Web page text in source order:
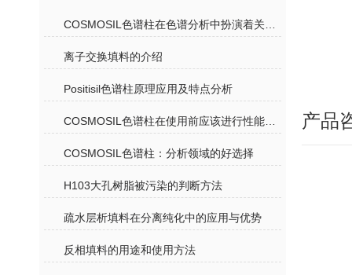
离子交换填料的介绍
Positisil色谱柱原理应用及特点分析
COSMOSIL色谱柱：分析领域的好选择
H103大孔树脂被污染的判断方法
疏水层析填料在分离纯化中的应用与优势
反相填料的用途和使用方法
产品